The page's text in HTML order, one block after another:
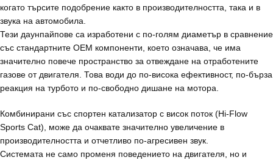
когато търсите подобрение както в производителността, така и в
звука на автомобила.
Тези даунпайпове са изработени с по-голям диаметър в сравнение
със стандартните OEM компоненти, което означава, че има
значително повече пространство за отвеждане на отработените
газове от двигателя. Това води до по-висока ефективност, по-бърза
реакция на турбото и по-свободно дишане на мотора.
Комбинирани със спортен катализатор с висок поток (Hi-Flow
Sports Cat), може да очаквате значително увеличение в
производителността и отчетливо по-агресивен звук.
Системата не само променя поведението на двигателя, но и